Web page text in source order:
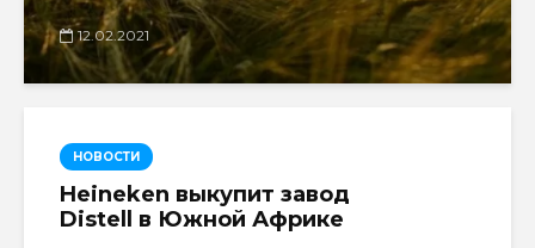
12.02.2021
НОВОСТИ
Heineken выкупит завод
Distell в Южной Африке